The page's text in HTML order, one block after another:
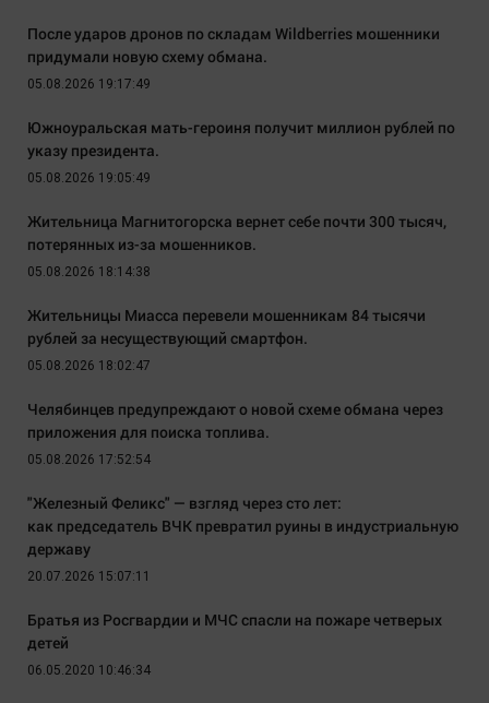
После ударов дронов по складам Wildberries мошенники
придумали новую схему обмана.
05.08.2026 19:17:49
Южноуральская мать-героиня получит миллион рублей по
указу президента.
05.08.2026 19:05:49
Жительница Магнитогорска вернет себе почти 300 тысяч,
потерянных из-за мошенников.
05.08.2026 18:14:38
Жительницы Миасса перевели мошенникам 84 тысячи
рублей за несуществующий смартфон.
05.08.2026 18:02:47
Челябинцев предупреждают о новой схеме обмана через
приложения для поиска топлива.
05.08.2026 17:52:54
"Железный Феликс" — взгляд через сто лет:
как председатель ВЧК превратил руины в индустриальную
державу
20.07.2026 15:07:11
Братья из Росгвардии и МЧС спасли на пожаре четверых
детей
06.05.2020 10:46:34